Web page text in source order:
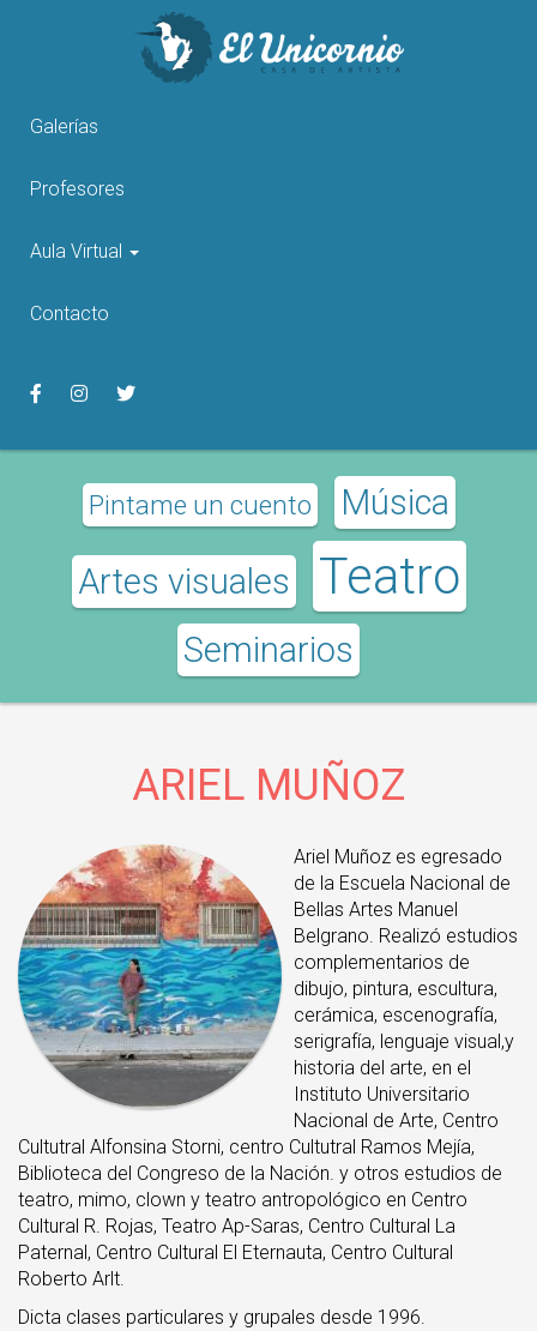
Galerías
Profesores
Aula Virtual
Contacto
Pintame un cuento
Música
Artes visuales
Teatro
Seminarios
ARIEL MUÑOZ
Ariel Muñoz es egresado
de la Escuela Nacional de
Bellas Artes Manuel
Belgrano. Realizó estudios
complementarios de
dibujo, pintura, escultura,
cerámica, escenografía,
serigrafía, lenguaje visual,y
historia del arte, en el
Instituto Universitario
Nacional de Arte, Centro
Cultutral Alfonsina Storni, centro Cultutral Ramos Mejía,
Biblioteca del Congreso de la Nación. y otros estudios de
teatro, mimo, clown y teatro antropológico en Centro
Cultural R. Rojas, Teatro Ap-Saras, Centro Cultural La
Paternal, Centro Cultural El Eternauta, Centro Cultural
Roberto Arlt.
Dicta clases particulares y grupales desde 1996.